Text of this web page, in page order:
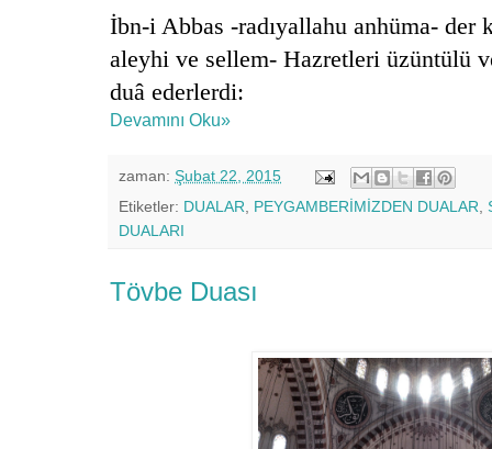
İbn-i Abbas -radıyallahu anhüma-
aleyhi ve sellem- Hazretleri üzüntülü
duâ ederlerdi:
Devamını Oku»
zaman: Şubat 22, 2015
Etiketler: DUALAR PEYGAMBERİMİZDEN DUALAR
DUALARI
Tövbe Duası